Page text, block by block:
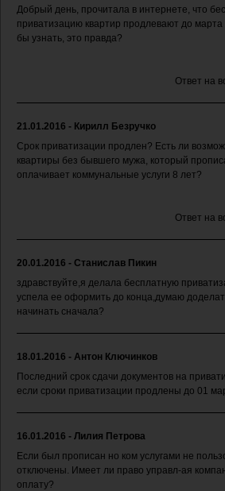
Добрый день, прочитала в интернете, что
приватизацию квартир продлевают до марта
бы узнать, это правда?
Ответ на
21.01.2016 - Кирилл Безручко
Срок приватизации продлен? Есть ли
квартиры без бывшего мужа, который
оплачивает коммунальные услуги 8 лет?
Ответ на
20.01.2016 - Станислав Пикин
здравствуйте,я делала бесплатную
успела ее оформить до конца,думаю
начинать сначала?
18.01.2016 - Антон Ключинков
Последний срок сдачи документов на
если сроки приватизации продлены до 01
16.01.2016 - Лилия Петрова
Если был прописан но ком услугами не
отключены. Имеет ли право управл-ая
оплату?